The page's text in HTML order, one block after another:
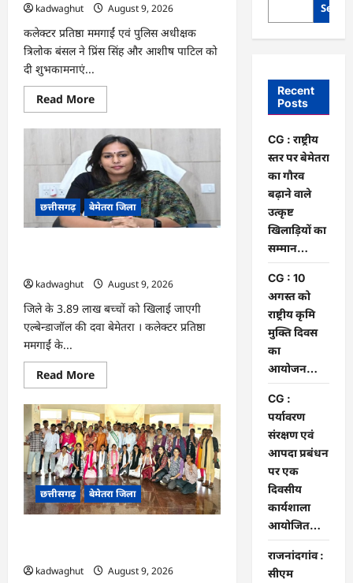
kadwaghut
August 9, 2026
कलेक्टर प्रतिष्ठा ममगाईं एवं पुलिस अधीक्षक
त्रिलोक बंसल ने प्रिंस सिंह और आशीष पाटिल को
दी शुभकामनाएं...
Read MoreRead
more
CG
:
राष्ट्रीय
स्तर
पर
बेमेतरा
का
गौरव
बढ़ाने
वाले
छत्तीसगढ़ बेमेतरा जिला
kadwaghut
August 9, 2026
जिले के 3.89 लाख बच्चों को खिलाई जाएगी
एल्बेन्डाजॉल की दवा बेमेतरा । कलेक्टर प्रतिष्ठा
ममगाईं के...
Read MoreRead
more
CG
:
10
अगस्त
को
राष्ट्रीय
कृमि
मुक्ति
दिवस
का
आयोजन…
छत्तीसगढ़ बेमेतरा जिला
kadwaghut
August 9, 2026
Recent
Posts
CG : राष्ट्रीय
स्तर पर बेमेतरा
का गौरव
बढ़ाने वाले
उत्कृष्ट
खिलाड़ियों का
सम्मान…
CG : 10
अगस्त को
राष्ट्रीय कृमि
मुक्ति दिवस
का
आयोजन…
CG :
पर्यावरण
संरक्षण एवं
आपदा प्रबंधन
पर एक
दिवसीय
कार्यशाला
आयोजित…
राजनांदगांव :
सीएम